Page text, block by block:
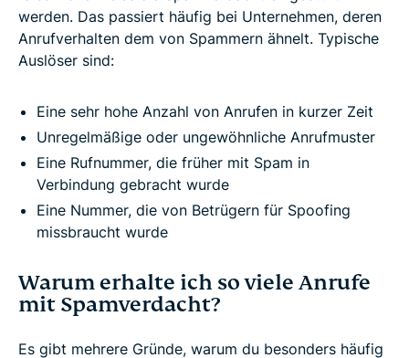
werden. Das passiert häufig bei Unternehmen, deren
Anrufverhalten dem von Spammern ähnelt. Typische
Auslöser sind:
Eine sehr hohe Anzahl von Anrufen in kurzer Zeit
Unregelmäßige oder ungewöhnliche Anrufmuster
Eine Rufnummer, die früher mit Spam in
Verbindung gebracht wurde
Eine Nummer, die von Betrügern für Spoofing
missbraucht wurde
Warum erhalte ich so viele Anrufe
mit Spamverdacht?
Es gibt mehrere Gründe, warum du besonders häufig